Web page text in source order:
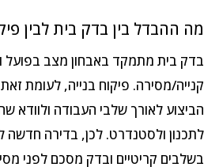
מה ההבדל בין בדק בית לבין
בדק בית מתמקד באבחון מצב בפועל
קנייה/מסירה. פיקוח בנייה, לעומת
הביצוע לאורך שלבי העבודה ולוודא
לתכנון ולסטנדרט. לכן, בדירה חדשה
בשלבים קריטיים ובדק מסכם לפני